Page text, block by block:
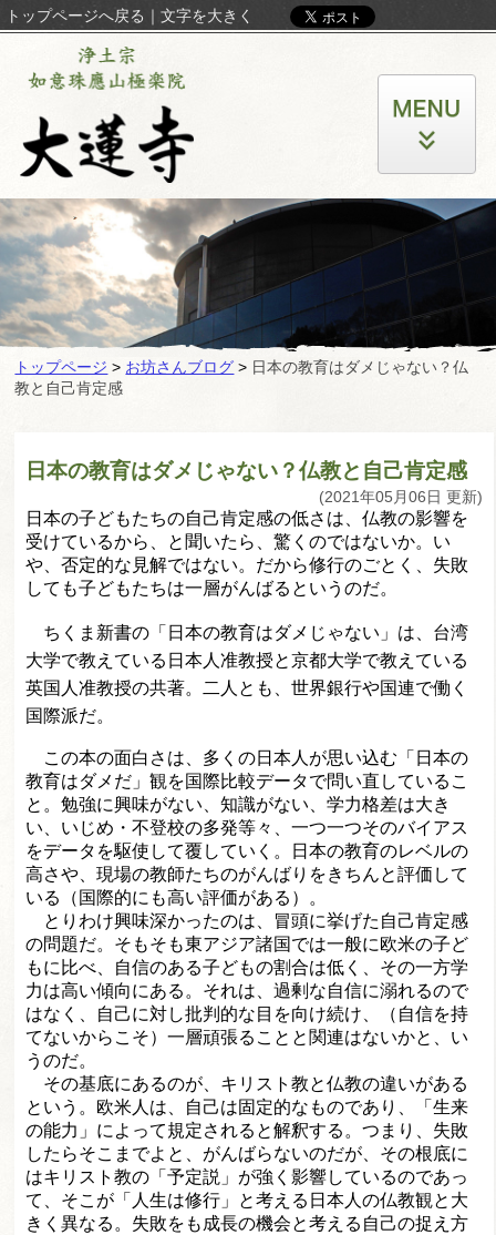
トップページへ戻る ｜ 文字を大きく
トップページ > お坊さんブログ > 日本の教育はダメじゃない？仏
教と自己肯定感
日本の教育はダメじゃない？仏教と自己肯定感
(2021年05月06日 更新)
日本の子どもたちの自己肯定感の低さは、仏教の影響を
受けているから、と聞いたら、驚くのではないか。い
や、否定的な見解ではない。だから修行のごとく、失敗
しても子どもたちは一層がんばるというのだ。
ちくま新書の「日本の教育はダメじゃない」は、台湾
大学で教えている日本人准教授と京都大学で教えている
英国人准教授の共著。二人とも、世界銀行や国連で働く
国際派だ。
この本の面白さは、多くの日本人が思い込む「日本の
教育はダメだ」観を国際比較データで問い直しているこ
と。勉強に興味がない、知識がない、学力格差は大き
い、いじめ・不登校の多発等々、一つ一つそのバイアス
をデータを駆使して覆していく。日本の教育のレベルの
高さや、現場の教師たちのがんばりをきちんと評価して
いる（国際的にも高い評価がある）。
とりわけ興味深かったのは、冒頭に挙げた自己肯定感
の問題だ。そもそも東アジア諸国では一般に欧米の子ど
もに比べ、自信のある子どもの割合は低く、その一方学
力は高い傾向にある。それは、過剰な自信に溺れるので
はなく、自己に対し批判的な目を向け続け、（自信を持
てないからこそ）一層頑張ることと関連はないかと、い
うのだ。
その基底にあるのが、キリスト教と仏教の違いがある
という。欧米人は、自己は固定的なものであり、「生来
の能力」によって規定されると解釈する。つまり、失敗
したらそこまでよと、がんばらないのだが、その根底に
はキリスト教の「予定説」が強く影響しているのであっ
て、そこが「人生は修行」と考える日本人の仏教観と大
きく異なる。失敗をも成長の機会と考える自己の捉え方